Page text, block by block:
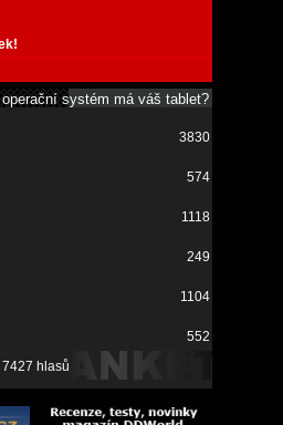
systém má váš tablet?
3830
574
1118
249
1104
552
7427 hlasů